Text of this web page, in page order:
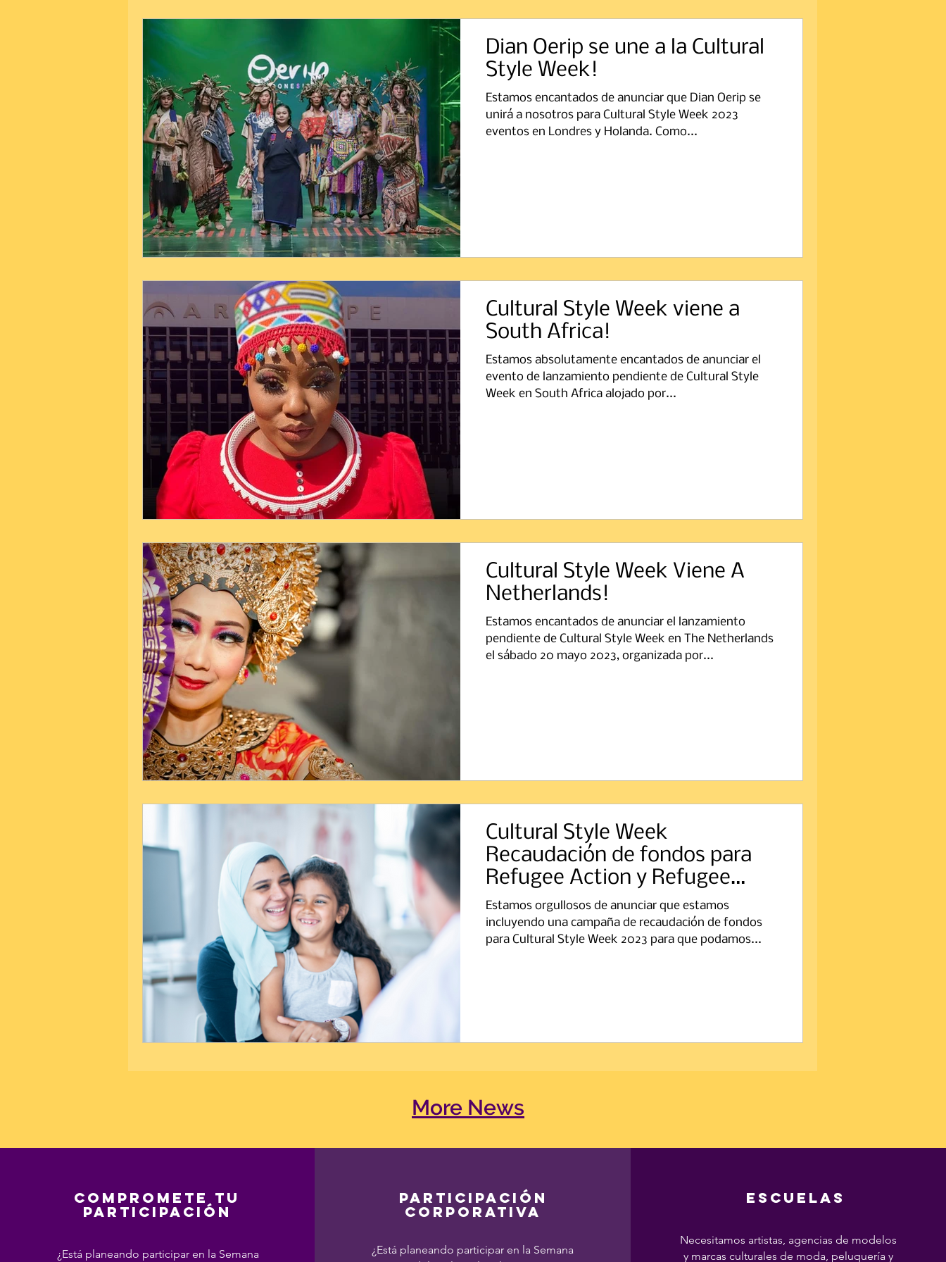
Dian Oerip se une a la Cultural
Style Week!
Estamos encantados de anunciar que Dian Oerip se
unirá a nosotros para Cultural Style Week 2023
eventos en Londres y Holanda. Como...
Cultural Style Week viene a
South Africa!
Estamos absolutamente encantados de anunciar el
evento de lanzamiento pendiente de Cultural Style
Week en South Africa alojado por...
Cultural Style Week Viene A
Netherlands!
Estamos encantados de anunciar el lanzamiento
pendiente de Cultural Style Week en The Netherlands
el sábado 20 mayo 2023, organizada por...
Cultural Style Week
Recaudación de fondos para
Refugee Action y Refugee
Education UK
Estamos orgullosos de anunciar que estamos
incluyendo una campaña de recaudación de fondos
para Cultural Style Week 2023 para que podamos...
More News
Compromete tu
participación
¿Está planeando participar en la Semana
PARTICIPACIÓN
CORPORATIVA
¿Está planeando participar en la Semana
ESCUELAS
Necesitamos artistas, agencias de modelos
y marcas culturales de moda, peluquería y